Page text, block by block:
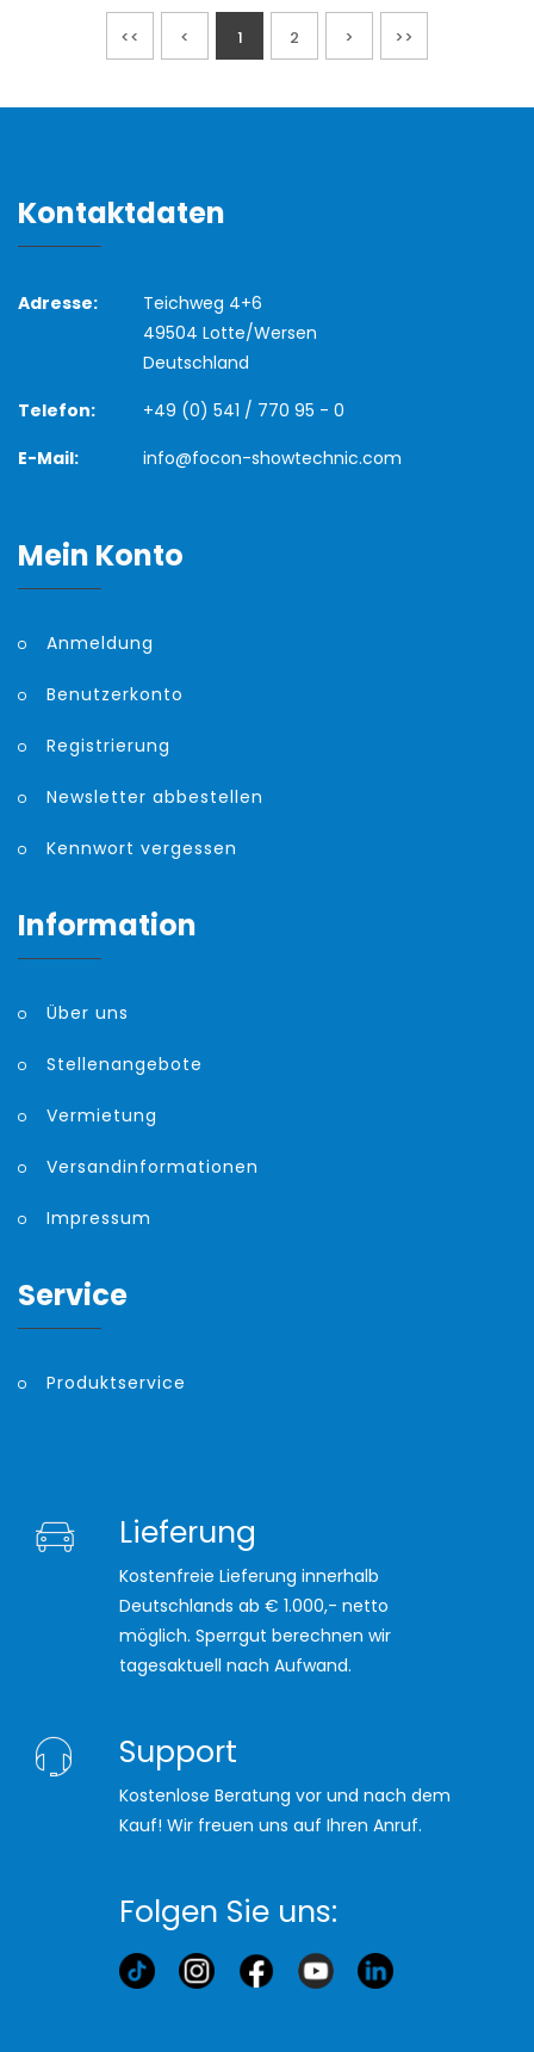
<< < 1 2 > >>
Kontaktdaten
Adresse:
Teichweg 4+6
49504 Lotte/Wersen
Deutschland
Telefon:
+49 (0) 541 / 770 95 - 0
E-Mail:
info@focon-showtechnic.com
Mein Konto
Anmeldung
Benutzerkonto
Registrierung
Newsletter abbestellen
Kennwort vergessen
Information
Über uns
Stellenangebote
Vermietung
Versandinformationen
Impressum
Service
Produktservice
Lieferung
Kostenfreie Lieferung innerhalb
Deutschlands ab € 1.000,- netto
möglich. Sperrgut berechnen wir
tagesaktuell nach Aufwand.
Support
Kostenlose Beratung vor und nach dem
Kauf! Wir freuen uns auf Ihren Anruf.
Folgen Sie uns: